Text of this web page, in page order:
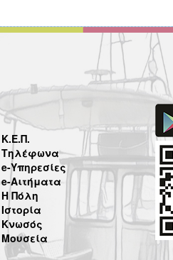
Κ.Ε.Π.
Τηλέφωνα
e-Υπηρεσίες
e-Αιτήματα
Η Πόλη
Ιστορία
Κνωσός
Μουσεία